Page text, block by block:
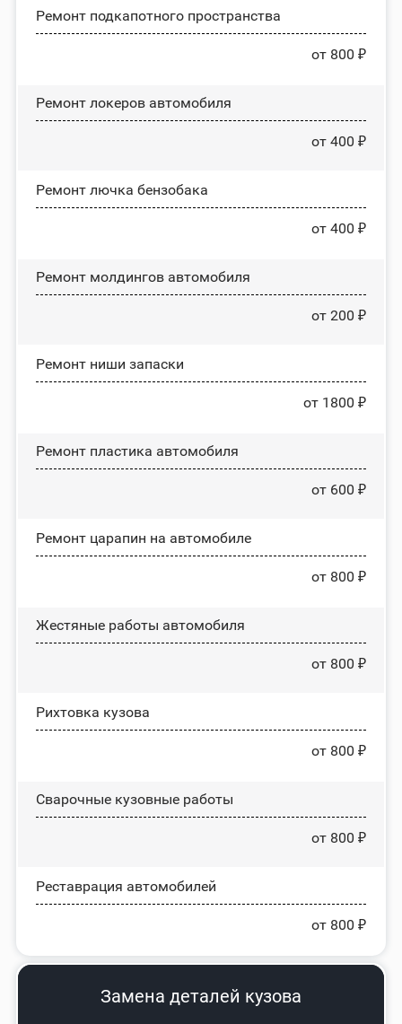
Ремонт подкапотного пространства
от 800 ₽
Ремонт лoĸepoв автомобиля
от 400 ₽
Ремонт лючка бензобака
от 400 ₽
Ремонт молдингов автомобиля
от 200 ₽
Ремонт ниши запаски
от 1800 ₽
Ремонт пластика автомобиля
от 600 ₽
Ремонт царапин на автомобиле
от 800 ₽
Жестяные работы автомобиля
от 800 ₽
Рихтовка кузова
от 800 ₽
Сварочные кузовные работы
от 800 ₽
Реставрация автомобилей
от 800 ₽
Замена деталей кузова